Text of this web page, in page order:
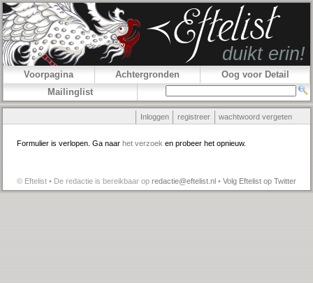
Voorpagina Achtergronden
Oog voor Detail
Mailinglist
Inloggen registreer wachtwoord vergeten
Formulier is verlopen. Ga naar het verzoek en probeer het opnieuw.
© Eftelist • De redactie is bereikbaar op redactie@eftelist.nl • Volg Eftelist op Twitter